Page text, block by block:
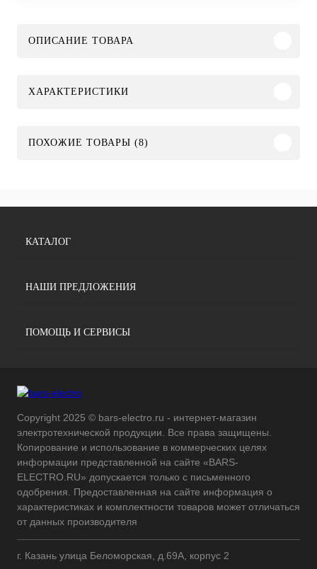
ОПИСАНИЕ ТОВАРА
ХАРАКТЕРИСТИКИ
ПОХОЖИЕ ТОВАРЫ (8)
КАТАЛОГ
НАШИ ПРЕДЛОЖЕНИЯ
ПОМОЩЬ И СЕРВИСЫ
Copyright 2025 © bars-electro.ru - интернет-магазин
электротехнической продукции. Все права защищены.
Копирование и использование в коммерческих целях
информации представленной на сайте «BARS-
ELECTRO.RU» допускается только с письменного
одобрения. Предоставленная на сайте информация о
характеристиках и комплектности товаров может отличаться
от данных производителя
г. Казань улица Беломорская, д.69А, корпус 2